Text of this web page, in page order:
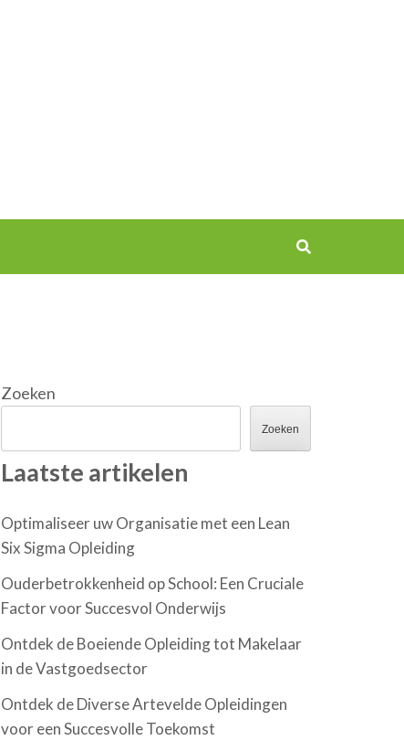
Zoeken
Zoeken
Laatste artikelen
Optimaliseer uw Organisatie met een Lean
Six Sigma Opleiding
Ouderbetrokkenheid op School: Een Cruciale
Factor voor Succesvol Onderwijs
Ontdek de Boeiende Opleiding tot Makelaar
in de Vastgoedsector
Ontdek de Diverse Artevelde Opleidingen
voor een Succesvolle Toekomst